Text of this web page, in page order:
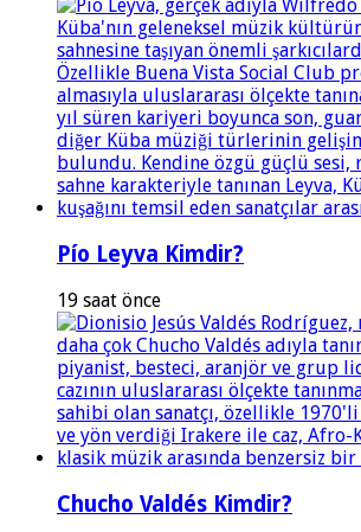
Pío Leyva Kimdir?
19 saat önce
Chucho Valdés Kimdir?